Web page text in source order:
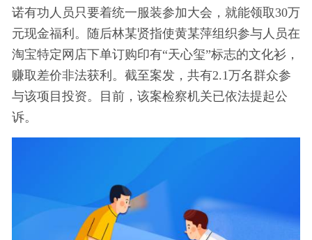
诺有功人员只要着统一服装参加大会，就能领取30万
元现金福利。随后林某贤指使黄某萍组织参与人员在
淘宝特定网店下单订购印有“天心玺”标志的文化衫，
赚取差价非法获利。截至案发，共有2.1万名群众参
与该项目投资。目前，该案检察机关已依法提起公
诉。